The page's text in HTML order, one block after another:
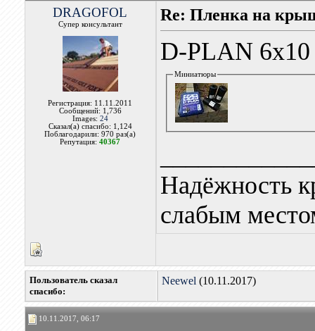
DRAGOFOL
Супер консультант
Регистрация: 11.11.2011
Сообщений: 1,736
Images: 24
Сказал(а) спасибо: 1,124
Поблагодарили: 970 раз(а)
Репутация:40367
Re: Пленка на
D-PLAN 6х10
Миниатюры
Надёжность
слабым
Пользователь сказал
cпасибо:
Neewel (10.11.2017)
10.11.2017, 06:17